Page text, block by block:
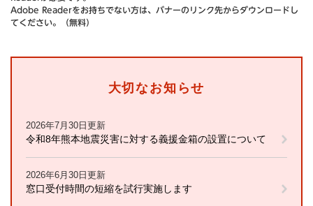
Adobe Readerをお持ちでない方は、バナーのリンク先からダウンロードし
てください。（無料）
大切なお知らせ
2026年7月30日更新
令和8年熊本地震災害に対する義援金箱の設置について
2026年6月30日更新
窓口受付時間の短縮を試行実施します